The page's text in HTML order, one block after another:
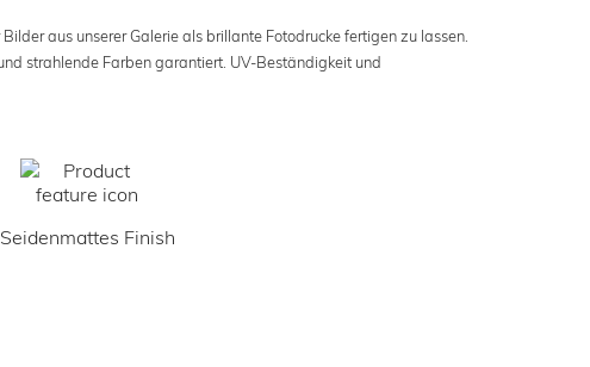
aus unserer Galerie als brillante Fotodrucke fertigen zu lassen.
strahlende Farben garantiert. UV-Beständigkeit und
Seidenmattes Finish